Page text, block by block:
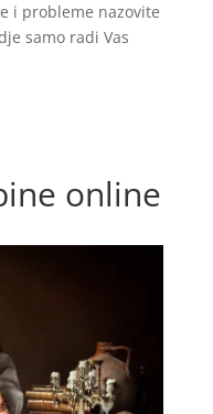
i probleme nazovite
samo radi Vas
online